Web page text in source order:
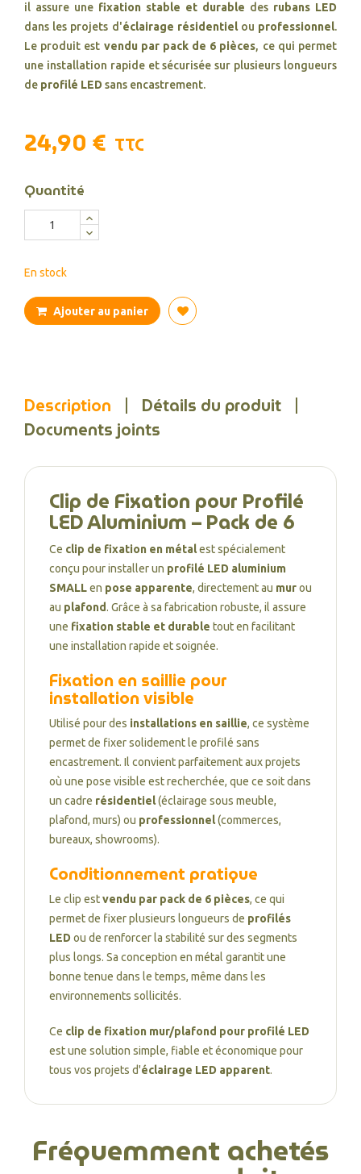
il assure une fixation stable et durable des rubans LED
dans les projets d'éclairage résidentielou professionnel.
Le produit est vendu par pack de 6 pièces, ce qui permet
une installation rapide et sécurisée sur plusieurs longueurs
de profilé LED sans encastrement.
24,90 € TTC
Quantité
En stock
Ajouter au panier
Description
Détails du produit
Documents joints
Clip de Fixation pour Profilé
LED Aluminium – Pack de 6
Ce clip de fixation en métalest spécialement
conçu pour installer un profilé LED aluminium
SMALLen pose apparente, directement au murou
au plafond. Grâce à sa fabrication robuste, il assure
une fixation stable et durable tout en facilitant
une installation rapide et soignée.
Fixation en saillie pour
installation visible
Utilisé pour des installations en saillie, ce système
permet de fixer solidement le profilé sans
encastrement. Il convient parfaitement aux projets
où une pose visible est recherchée, que ce soit dans
un cadre résidentiel(éclairage sous meuble,
plafond, murs) ou professionnel(commerces,
bureaux, showrooms).
Conditionnement pratique
Le clip estvendu par pack de 6 pièces, ce qui
permet de fixer plusieurs longueurs de profilés
LED ou de renforcer la stabilité sur des segments
plus longs. Sa conception en métal garantit une
bonne tenue dans le temps, même dans les
environnements sollicités.
Ce clip de fixation mur/plafond pour profilé LED
est une solution simple, fiable et économique pour
tous vos projets d'éclairage LED apparent.
Fréquemment achetés